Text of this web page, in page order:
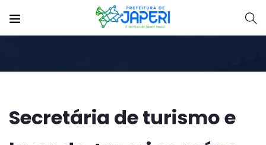
Secretária de turismo e